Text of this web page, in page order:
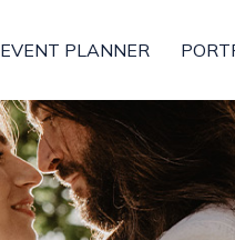
EVENT PLANNER